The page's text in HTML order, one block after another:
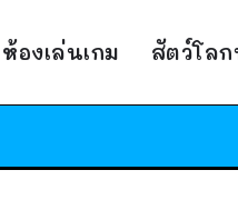
ห้องเล่นเกม สัตว์โล